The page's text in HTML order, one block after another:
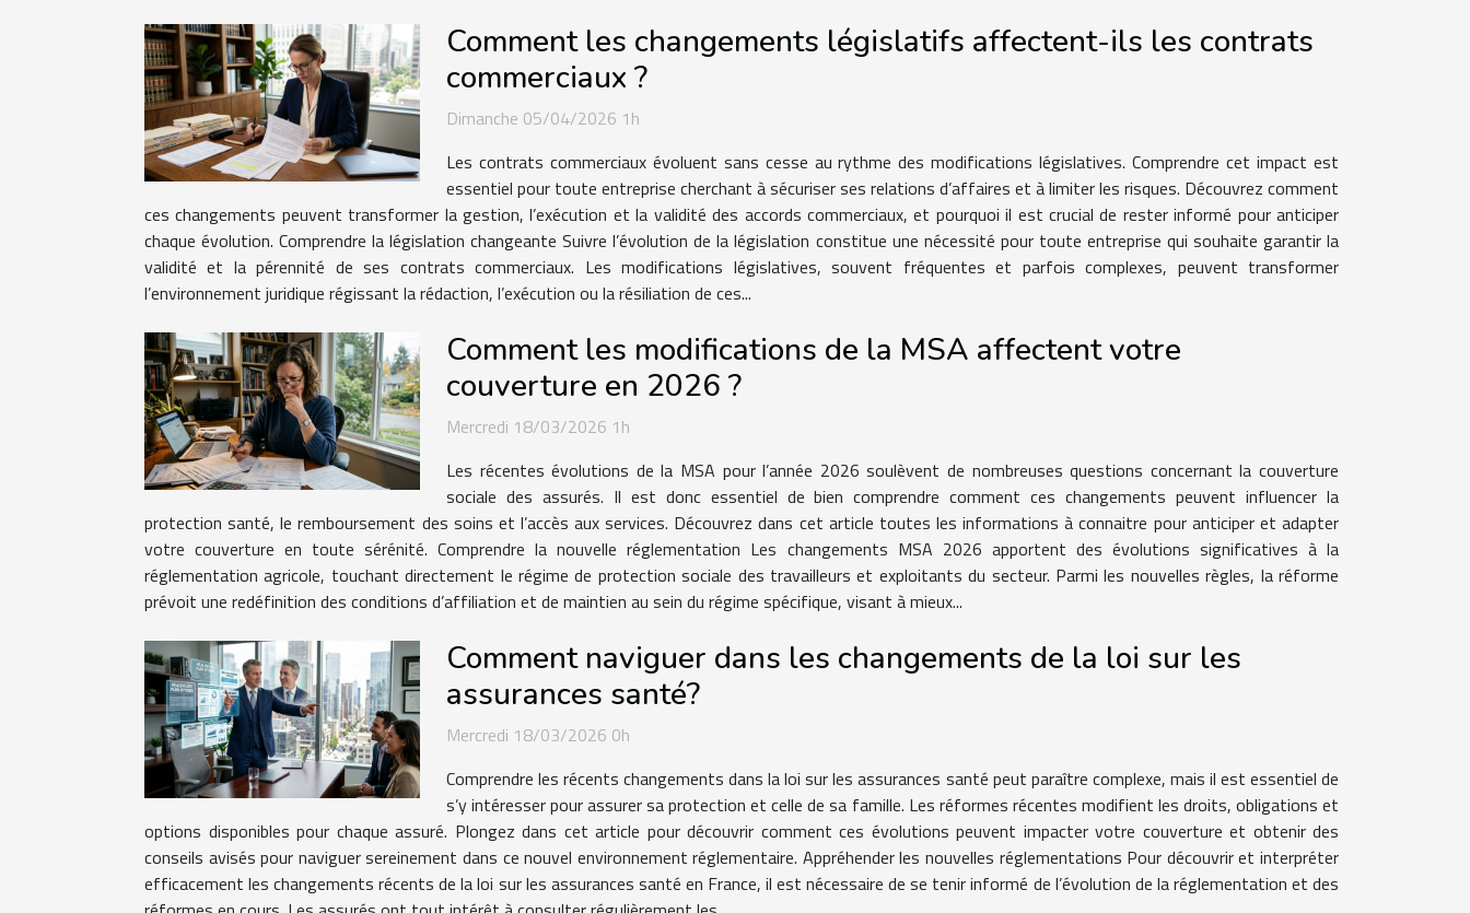
Comment les changements législatifs affectent-ils les contrats
commerciaux ?
Dimanche 05/04/2026 1h
Les contrats commerciaux évoluent sans cesse au rythme des modifications législatives. Comprendre cet impact est
essentiel pour toute entreprise cherchant à sécuriser ses relations d’affaires et à limiter les risques. Découvrez comment
ces changements peuvent transformer la gestion, l’exécution et la validité des accords commerciaux, et pourquoi il est crucial de rester informé pour anticiper
chaque évolution. Comprendre la législation changeante Suivre l’évolution de la législation constitue une nécessité pour toute entreprise qui souhaite garantir la
validité et la pérennité de ses contrats commerciaux. Les modifications législatives, souvent fréquentes et parfois complexes, peuvent transformer
l’environnement juridique régissant la rédaction, l’exécution ou la résiliation de ces...
Comment les modifications de la MSA affectent votre
couverture en 2026 ?
Mercredi 18/03/2026 1h
Les récentes évolutions de la MSA pour l’année 2026 soulèvent de nombreuses questions concernant la couverture
sociale des assurés. Il est donc essentiel de bien comprendre comment ces changements peuvent influencer la
protection santé, le remboursement des soins et l’accès aux services. Découvrez dans cet article toutes les informations à connaitre pour anticiper et adapter
votre couverture en toute sérénité. Comprendre la nouvelle réglementation Les changements MSA 2026 apportent des évolutions significatives à la
réglementation agricole, touchant directement le régime de protection sociale des travailleurs et exploitants du secteur. Parmi les nouvelles règles, la réforme
prévoit une redéfinition des conditions d’affiliation et de maintien au sein du régime spécifique, visant à mieux...
Comment naviguer dans les changements de la loi sur les
assurances santé?
Mercredi 18/03/2026 0h
Comprendre les récents changements dans la loi sur les assurances santé peut paraître complexe, mais il est essentiel de
s’y intéresser pour assurer sa protection et celle de sa famille. Les réformes récentes modifient les droits, obligations et
options disponibles pour chaque assuré. Plongez dans cet article pour découvrir comment ces évolutions peuvent impacter votre couverture et obtenir des
conseils avisés pour naviguer sereinement dans ce nouvel environnement réglementaire. Appréhender les nouvelles réglementations Pour découvrir et interpréter
efficacement les changements récents de la loi sur les assurances santé en France, il est nécessaire de se tenir informé de l’évolution de la réglementation et des